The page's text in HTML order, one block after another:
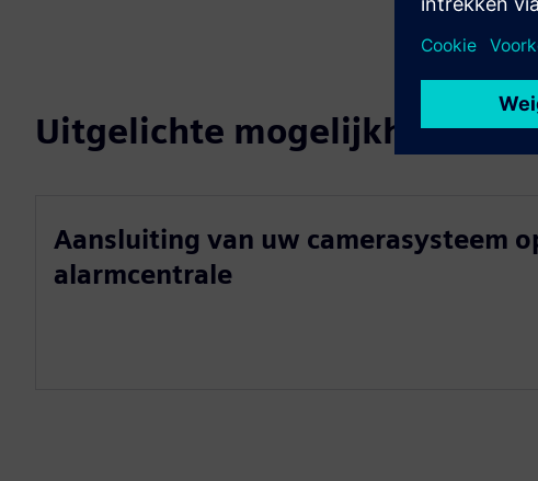
Uitgelichte mogelijkheden
Aansluiting van uw camerasysteem
alarmcentrale